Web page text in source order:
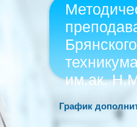
им.ак.
График